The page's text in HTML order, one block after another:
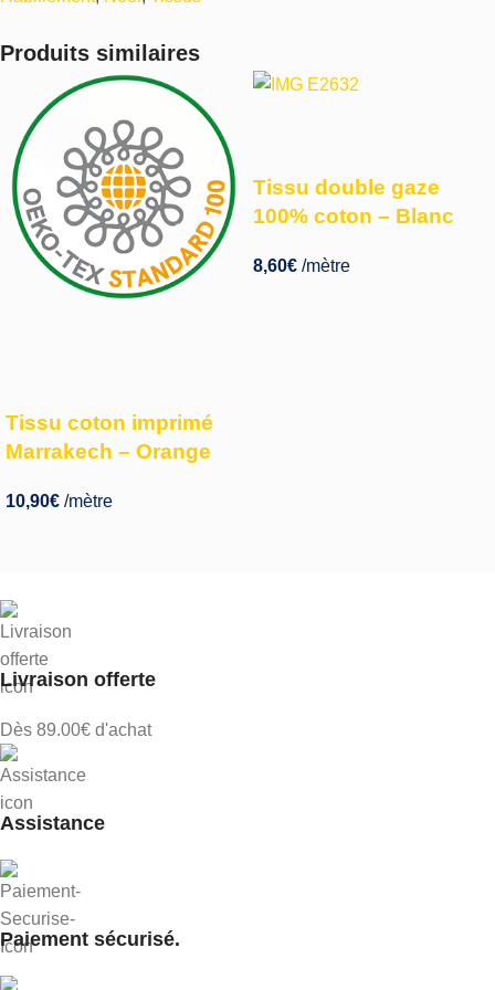
Produits similaires
Tissu coton imprimé
Marrakech – Orange
10,90€ /mètre
Tissu double gaze
100% coton – Blanc
8,60€ /mètre
Livraison offerte
Dès 89.00€ d'achat
Assistance
Paiement sécurisé.